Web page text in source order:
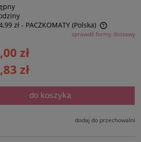
zł - PACZKOMATY(Polska)
kosztów płatnościsprawdź formy dostawy
zł
zł
do koszyka
dodaj do przechowalni